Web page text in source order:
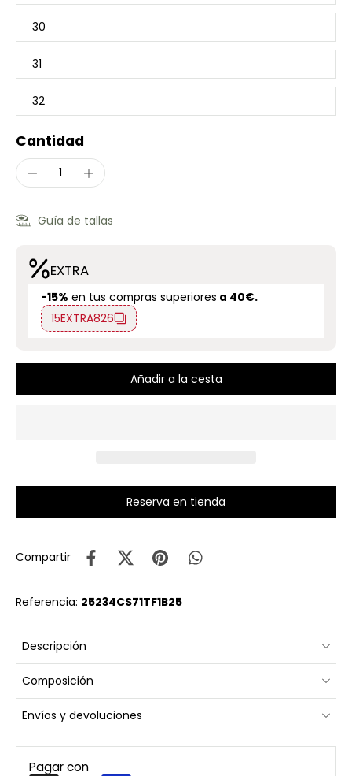
30
31
32
Cantidad
Guía de tallas
EXTRA
-15% en tus compras superiores a 40€.
15EXTRA826
Añadir a la cesta
Reserva en tienda
Compartir
Referencia: 25234CS71TF1B25
Descripción
Composición
Envíos y devoluciones
Pagar con